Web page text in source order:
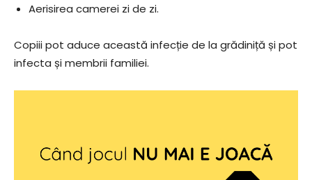
Aerisirea camerei zi de zi.
Copiii pot aduce această infecție de la grădiniță și pot
infecta și membrii familiei.